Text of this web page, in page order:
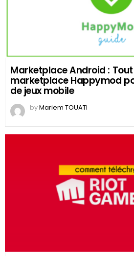
Marketplace Android :
marketplace Happymod
de jeux mobile
byMariem TOUATI